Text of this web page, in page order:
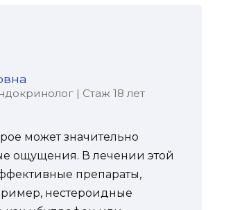
| Стаж 18 лет
может значительно
ощущения. В лечении этой
препараты,
нестероидные